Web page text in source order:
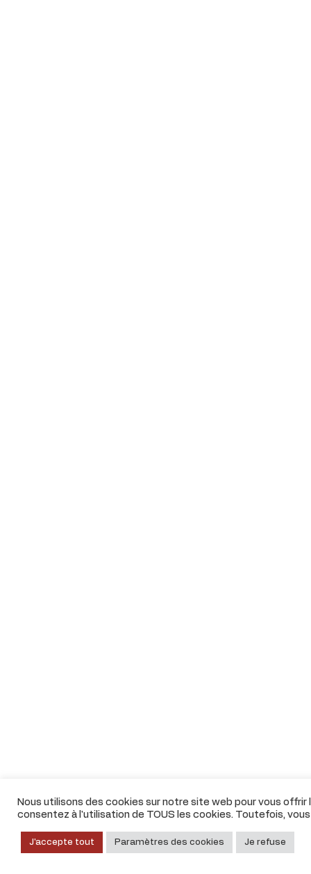
Nous utilisons des cookies sur notre site web pour vous
consentez à l'utilisation de TOUS les cookies. Toutefois,
J'accepte tout Paramètres des cookies Je refuse